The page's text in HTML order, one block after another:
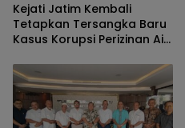
Kejati Jatim Kembali
Tetapkan Tersangka Baru
Kasus Korupsi Perizinan Air